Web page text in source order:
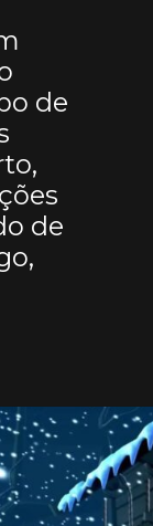
de
de